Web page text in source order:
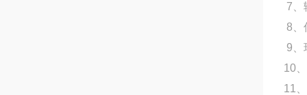
7、
8、
9、
10
11